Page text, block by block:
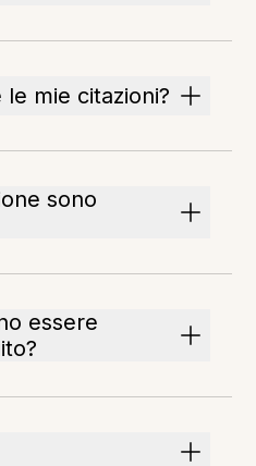
le mie citazioni?
sono
essere